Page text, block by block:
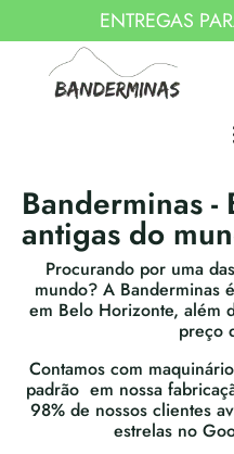
ENTREGAS
Banderminas -
antigas do
Procurando por uma
mundo? A Banderminas
em Belo Horizonte, além
preço
Contamos com
padrão em nossa
98% de nossos clientes
estrelas no